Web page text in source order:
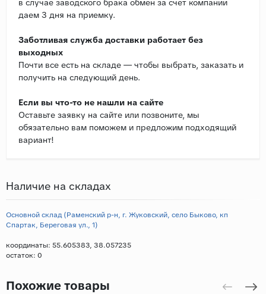
в случае заводского брака обмен за счет компании
даем 3 дня на приемку.
Заботливая служба доставки работает без
выходных
Почти все есть на складе — чтобы выбрать, заказать и
получить на следующий день.
Если вы что-то не нашли на сайте
Оставьте заявку на сайте или позвоните, мы
обязательно вам поможем и предложим подходящий
вариант!
Наличие на складах
Основной склад (Раменский р-н, г. Жуковский, село Быково, кп
Спартак, Береговая ул., 1)
координаты: 55.605383, 38.057235
остаток: 0
Похожие товары